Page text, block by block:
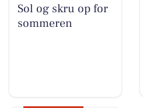
Sol og skru op for
sommeren